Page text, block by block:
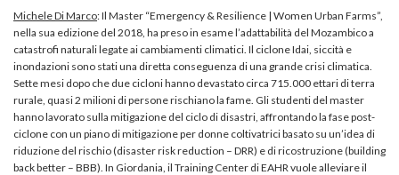
Michele Di Marco: Il Master “Emergency & Resilience | Women Urban Farms”,
nella sua edizione del 2018, ha preso in esame l’adattabilità del Mozambico a
catastrofi naturali legate ai cambiamenti climatici. Il ciclone Idai, siccità e
inondazioni sono stati una diretta conseguenza di una grande crisi climatica.
Sette mesi dopo che due cicloni hanno devastato circa 715.000 ettari di terra
rurale, quasi 2 milioni di persone rischiano la fame. Gli studenti del master
hanno lavorato sulla mitigazione del ciclo di disastri, affrontando la fase post-
ciclone con un piano di mitigazione per donne coltivatrici basato su un’idea di
riduzione del rischio (disaster risk reduction – DRR) e di ricostruzione (building
back better – BBB). In Giordania, il Training Center di EAHR vuole alleviare il